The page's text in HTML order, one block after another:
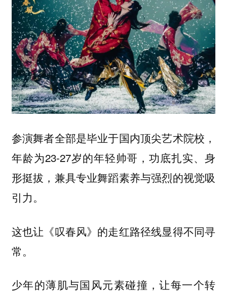
参演舞者全部是毕业于国内顶尖艺术院校，
年龄为23-27岁的年轻帅哥，功底扎实、身
形挺拔，兼具专业舞蹈素养与强烈的视觉吸
引力。
这也让《叹春风》的走红路径线显得不同寻
常。
少年的薄肌与国风元素碰撞，让每一个转